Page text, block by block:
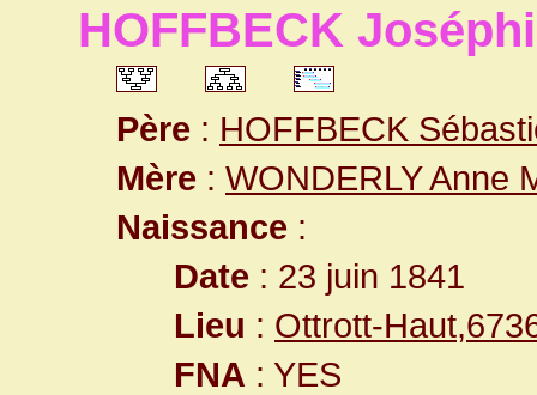
HOFFBECK
Père : HOFFBECK
Mère : WONDERLY Anne
Naissance :
Date : 23 juin 1841
Lieu : Ottrott-
FNA : YES